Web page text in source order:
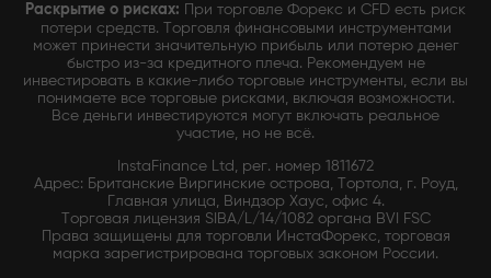
Раскрытие о рисках: При торговле Форекс и CFD есть риск
потери средств. Торговля финансовыми инструментами
может принести значительную прибыль или потерю денег
быстро из-за кредитного плеча. Рекомендуем не
инвестировать в какие-либо торговые инструменты, если вы
понимаете все торговые рисками, включая возможности.
Все деньги инвестируются могут включать реальное
участие, но не всё.
InstaFinance Ltd, рег. номер 1811672
Адрес: Британские Виргинские острова, Тортола, г. Роуд,
Главная улица, Виндзор Хаус, офис 4.
Торговая лицензия SIBA/L/14/1082 органа BVI FSC
Права защищены для торговли ИнстаФорекс, торговая
марка зарегистрирована торговых законом России.